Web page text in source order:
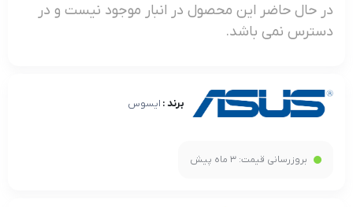
در حال حاضر این محصول در انبار موجود نیست و در
دسترس نمی باشد.
برند : ایسوس
بروزرسانی قیمت: 3 ماه پیش